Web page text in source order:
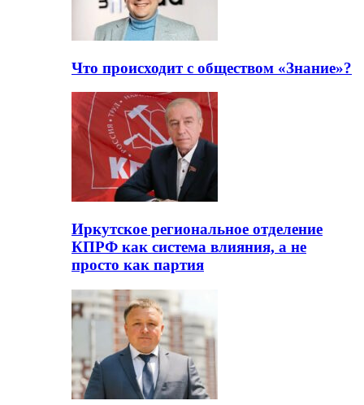
Что происходит с обществом «Знание»?
Иркутское региональное отделение
КПРФ как система влияния, а не
просто как партия